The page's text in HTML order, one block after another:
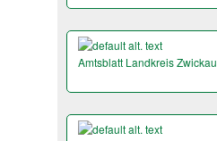
Amtsblatt Landkreis Zwickau